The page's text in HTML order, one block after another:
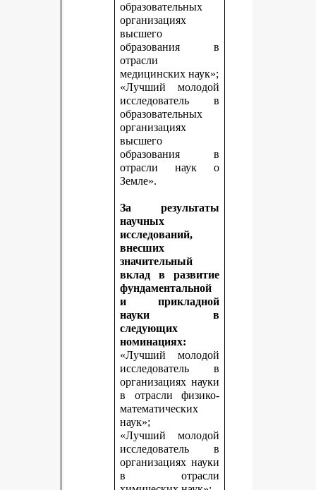
образовательных
организациях
высшего
образования в
отрасли
медицинских наук»;
«Лучший молодой
исследователь в
образовательных
организациях
высшего
образования в
отрасли наук о
Земле».
За результаты
научных
исследований,
внесших
значительный
вклад в развитие
фундаментальной
и прикладной
науки в
следующих
номинациях:
«Лучший молодой
исследователь в
организациях науки
в отрасли физико-
математических
наук»;
«Лучший молодой
исследователь в
организациях науки
в отрасли